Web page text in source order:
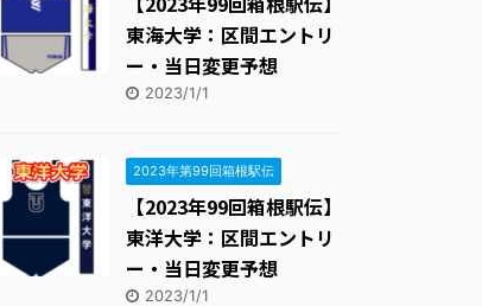
東海大学：区間エントリ
ー・当日変更予想
2023/1/1
2023年第99回箱根駅伝
【2023年99回箱根駅伝】
東洋大学：区間エントリ
ー・当日変更予想
2023/1/1